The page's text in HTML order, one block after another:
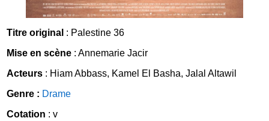
Titre original : Palestine 36
Mise en scène : Annemarie Jacir
Acteurs : Hiam Abbass, Kamel El Basha, Jalal Altawil
Genre : Drame
Cotation : v